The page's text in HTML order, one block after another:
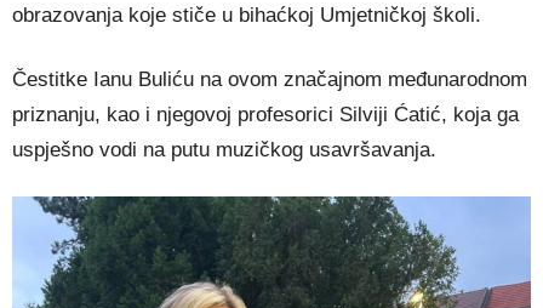
obrazovanja koje stiče u bihaćkoj Umjetničkoj školi.
Čestitke Ianu Buliću na ovom značajnom međunarodnom
priznanju, kao i njegovoj profesorici Silviji Ćatić, koja ga
uspješno vodi na putu muzičkog usavršavanja.